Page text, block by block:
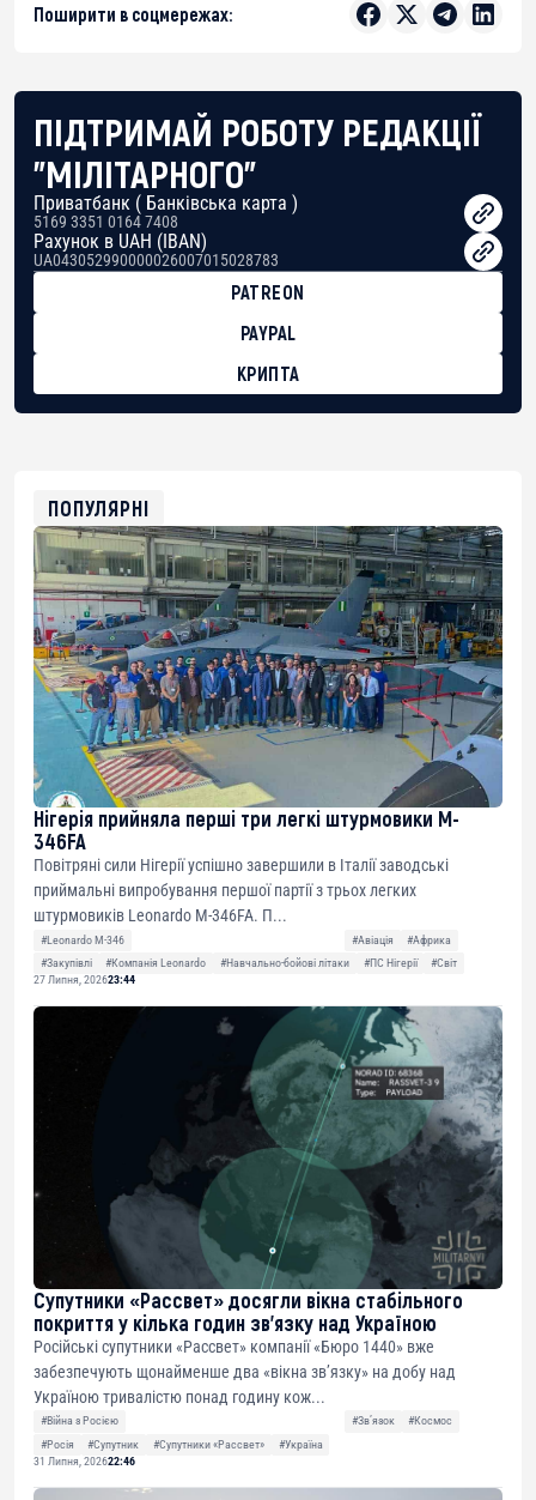
Поширити в соцмережах:
ПІДТРИМАЙ РОБОТУ РЕДАКЦІЇ
"МІЛІТАРНОГО"
Приватбанк ( Банківська карта )
5169 3351 0164 7408
Рахунок в UAH (IBAN)
UA043052990000026007015028783
PATREON
PAYPAL
КРИПТА
0xfD02863D3289416fcF50975c9DFda13623f97758
ПОПУЛЯРНІ
Нігерія прийняла перші три легкі штурмовики M-
346FA
Повітряні сили Нігерії успішно завершили в Італії заводські
приймальні випробування першої партії з трьох легких
штурмовиків Leonardo M-346FA. П...
#Leonardo M-346 #Авіація
#Африка
#Закупівлі
#Компанія Leonardo #Навчально-бойові літаки #ПС Нігерії
#Світ
27 Липня, 202623:44
Супутники «Рассвет» досягли вікна стабільного
покриття у кілька годин зв’язку над Україною
Російські супутники «Рассвет» компанії «Бюро 1440» вже
забезпечують щонайменше два «вікна зв’язку» на добу над
Україною тривалістю понад годину кож...
#Війна з Росією #Звʼязок
#Космос
#Росія
#Супутник #Супутники «Рассвет»
#Україна
31 Липня, 202622:46